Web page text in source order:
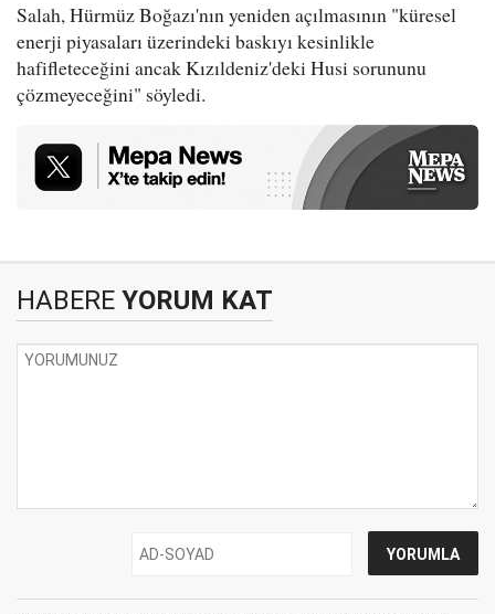
Salah, Hürmüz Boğazı'nın yeniden açılmasının "küresel
enerji piyasaları üzerindeki baskıyı kesinlikle
hafifleteceğini ancak Kızıldeniz'deki Husi sorununu
çözmeyeceğini" söyledi.
HABERE YORUM KAT